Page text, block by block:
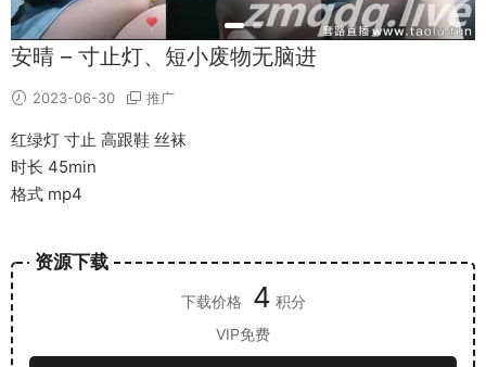
安晴 – 寸止灯、短小废物无脑进
2023-06-30 推广
红绿灯 寸止 高跟鞋 丝袜
时长 45min
格式 mp4
资源下载
下载价格 4 积分
VIP免费